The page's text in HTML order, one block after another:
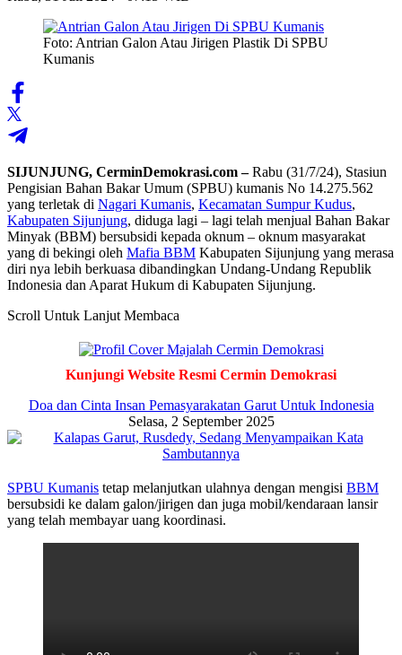
Foto: Antrian Galon Atau Jirigen Plastik Di SPBU
Kumanis
SIJUNJUNG, CerminDemokrasi.com –Rabu (31/7/24), Stasiun
Pengisian Bahan Bakar Umum (SPBU) kumanis No 14.275.562
yang terletak di Nagari Kumanis, Kecamatan Sumpur Kudus,
Kabupaten Sijunjung, diduga lagi – lagi telah menjual Bahan Bakar
Minyak (BBM) bersubsidi kepada oknum – oknum masyarakat
yang di bekingi oleh Mafia BBM Kabupaten Sijunjung yang merasa
diri nya lebih berkuasa dibandingkan Undang-Undang Republik
Indonesia dan Aparat Hukum di Kabupaten Sijunjung.
Scroll Untuk Lanjut Membaca
Kunjungi Website Resmi Cermin Demokrasi
Doa dan Cinta Insan Pemasyarakatan Garut Untuk Indonesia
Selasa, 2 September 2025
SPBU Kumanis tetap melanjutkan ulahnya dengan mengisi BBM
bersubsidi ke dalam galon/jirigen dan juga mobil/kendaraan lansir
yang telah membayar uang koordinasi.